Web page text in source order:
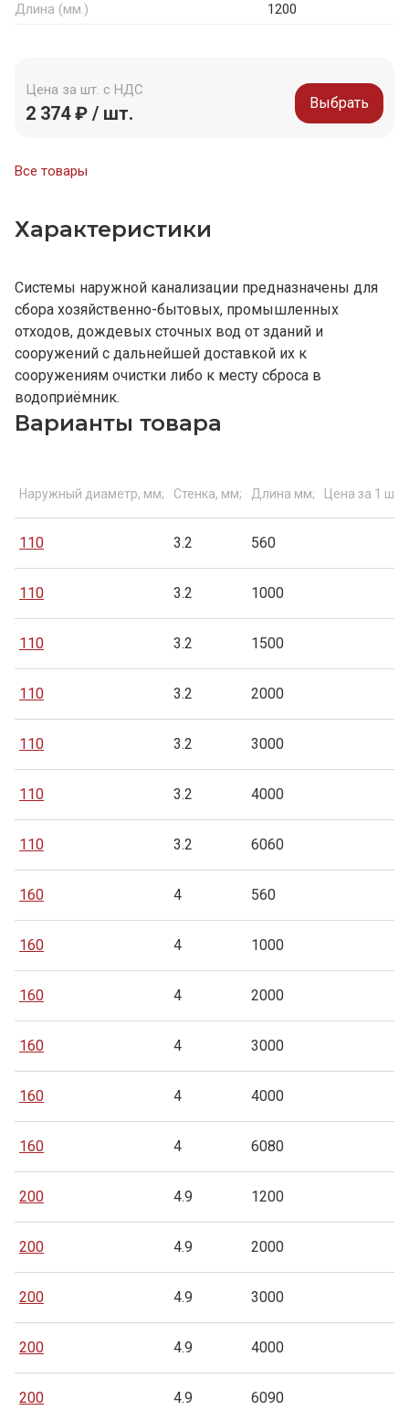
Длина (мм.)
1200
Цена за шт. с НДС
2 374 ₽ / шт. Выбрать
Все товары
Характеристики
Системы наружной канализации предназначены для
сбора хозяйственно-бытовых, промышленных
отходов, дождевых сточных вод от зданий и
сооружений с дальнейшей доставкой их к
сооружениям очистки либо к месту сброса в
водоприёмник.
Варианты товара
Наружный диаметр, мм; Стенка, мм; Длина мм; Цена за 1 шт.
110 3.2 560
110 3.2 1000
110 3.2 1500
110 3.2 2000
110 3.2 3000
110 3.2 4000
110 3.2 6060
160 4 560
160 4 1000
160 4 2000
160 4 3000
160 4 4000
160 4 6080
200 4.9 1200
200 4.9 2000
200 4.9 3000
200 4.9 4000
200 4.9 6090